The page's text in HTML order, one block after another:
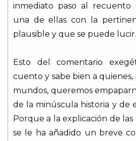
inmediato paso al recuento
una de ellas con la
plausible y que se puede lucir.
Esto del comentario
cuento y sabe bien a
mundos, queremos
de la minúscula historia y de
Porque a la explicación de las
se le ha añadido un breve